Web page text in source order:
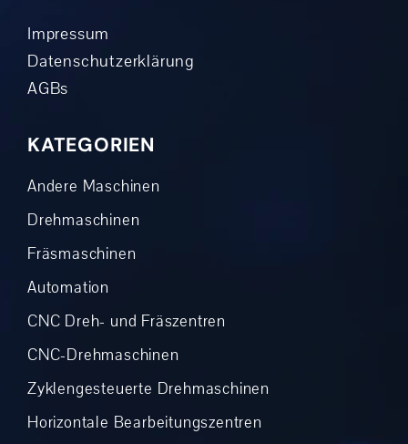
Impressum
Datenschutzerklärung
AGBs
KATEGORIEN
Andere Maschinen
Drehmaschinen
Fräsmaschinen
Automation
CNC Dreh- und Fräszentren
CNC-Drehmaschinen
Zyklengesteuerte Drehmaschinen
Horizontale Bearbeitungszentren